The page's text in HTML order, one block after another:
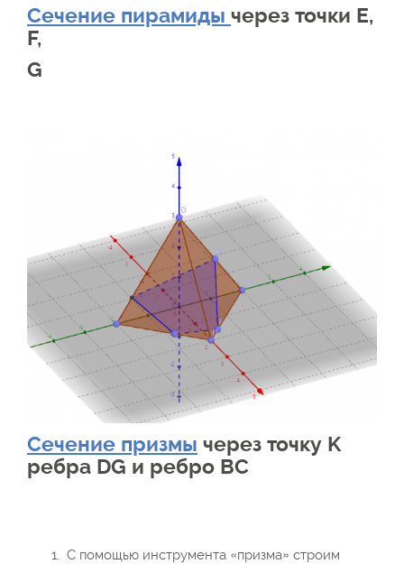
Сечение пирамиды через точки E,
F,
G
Сечение призмы через точку K
ребра DG и ребро BC
С помощью инструмента «призма» строим